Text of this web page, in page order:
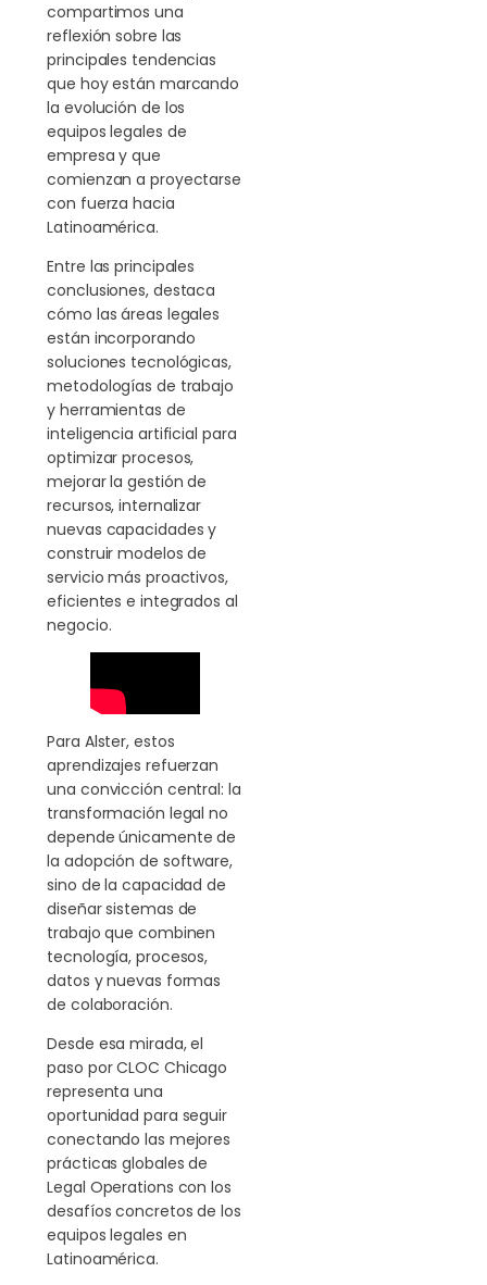
compartimos una
reflexión sobre las
principales tendencias
que hoy están marcando
la evolución de los
equipos legales de
empresa y que
comienzan a proyectarse
con fuerza hacia
Latinoamérica.
Entre las principales
conclusiones, destaca
cómo las áreas legales
están incorporando
soluciones tecnológicas,
metodologías de trabajo
y herramientas de
inteligencia artificial para
optimizar procesos,
mejorar la gestión de
recursos, internalizar
nuevas capacidades y
construir modelos de
servicio más proactivos,
eficientes e integrados al
negocio.
Para Alster, estos
aprendizajes refuerzan
una convicción central: la
transformación legal no
depende únicamente de
la adopción de software,
sino de la capacidad de
diseñar sistemas de
trabajo que combinen
tecnología, procesos,
datos y nuevas formas
de colaboración.
Desde esa mirada, el
paso por CLOC Chicago
representa una
oportunidad para seguir
conectando las mejores
prácticas globales de
Legal Operations con los
desafíos concretos de los
equipos legales en
Latinoamérica.